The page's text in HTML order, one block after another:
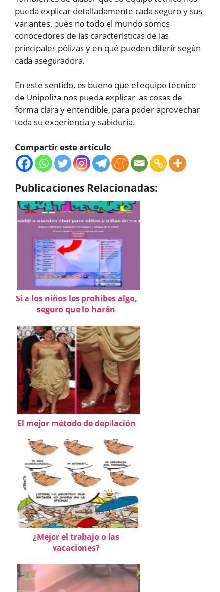
pueda explicar detalladamente cada seguro y sus
variantes, pues no todo el mundo somos
conocedores de las características de las
principales pólizas y en qué pueden diferir según
cada aseguradora.
En este sentido, es bueno que el equipo técnico
de Unipoliza nos pueda explicar las cosas de
forma clara y entendible, para poder aprovechar
toda su experiencia y sabiduría.
Compartir este artículo
Publicaciones Relacionadas:
Si a los niños les prohibes algo,
seguro que lo harán
El mejor método de depilación
¿Mejor el trabajo o las
vacaciones?